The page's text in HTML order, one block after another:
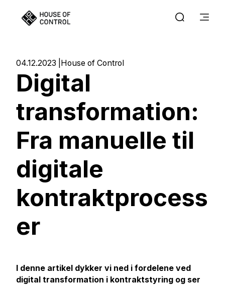
04.12.2023 House of Control
Digital
transformation:
Fra manuelle til
digitale
kontraktprocess
er
I denne artikel dykker vi ned i fordelene ved
digital transformation i kontraktstyring og ser